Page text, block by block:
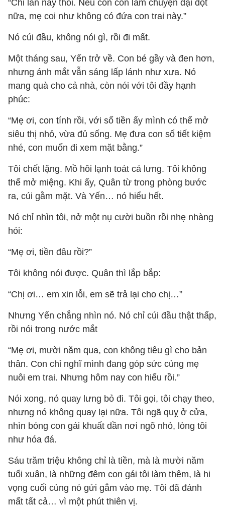
“Chỉ lần này thôi. Nếu con còn làm chuyện dại dột
nữa, mẹ coi như không có đứa con trai này.”
Nó cúi đầu, không nói gì, rồi đi mất.
Một tháng sau, Yến trở về. Con bé gầy và đen hơn,
nhưng ánh mắt vẫn sáng lấp lánh như xưa. Nó
mang quà cho cả nhà, còn nói với tôi đầy hạnh
phúc:
“Mẹ ơi, con tính rồi, với số tiền ấy mình có thể mở
siêu thị nhỏ, vừa đủ sống. Mẹ đưa con sổ tiết kiệm
nhé, con muốn đi xem mặt bằng.”
Tôi chết lặng. Mồ hôi lạnh toát cả lưng. Tôi không
thể mở miệng. Khi ấy, Quân từ trong phòng bước
ra, cúi gằm mặt. Và Yến… nó hiểu hết.
Nó chỉ nhìn tôi, nở một nụ cười buồn rồi nhẹ nhàng
hỏi:
“Mẹ ơi, tiền đâu rồi?”
Tôi không nói được. Quân thì lắp bắp:
“Chị ơi… em xin lỗi, em sẽ trả lại cho chị…”
Nhưng Yến chẳng nhìn nó. Nó chỉ cúi đầu thật thấp,
rồi nói trong nước mắt
“Mẹ ơi, mười năm qua, con không tiêu gì cho bản
thân. Con chỉ nghĩ mình đang góp sức cùng mẹ
nuôi em trai. Nhưng hôm nay con hiểu rồi.”
Nói xong, nó quay lưng bỏ đi. Tôi gọi, tôi chạy theo,
nhưng nó không quay lại nữa. Tôi ngã quỵ ở cửa,
nhìn bóng con gái khuất dần nơi ngõ nhỏ, lòng tôi
như hóa đá.
Sáu trăm triệu không chỉ là tiền, mà là mười năm
tuổi xuân, là những đêm con gái tôi làm thêm, là hi
vọng cuối cùng nó gửi gắm vào mẹ. Tôi đã đánh
mất tất cả… vì một phút thiên vị.